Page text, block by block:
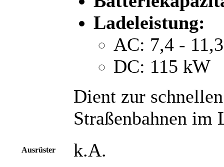
Ladeleistung:
AC: 7,4 -
DC: 115 kW
Dient zur
Straßenbahnen im
Ausrüster k.A.